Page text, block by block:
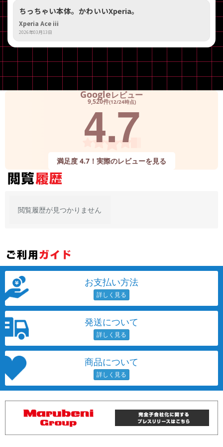
ちっちゃい本体。かわいいXperia。
Xperia Ace iii
2026年03月13日
Googleレビュー
9,520件(12/24時点)
4.7
満足度 4.7！実際のレビューを見る
閲覧履歴が見つかりません
お支払い方法
発送について
商品について